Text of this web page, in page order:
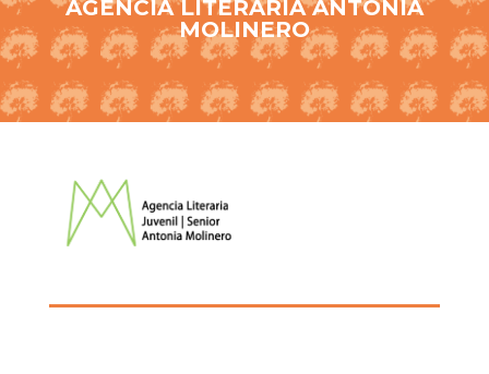
AGENCIA LITERARIA ANTONIA
MOLINERO